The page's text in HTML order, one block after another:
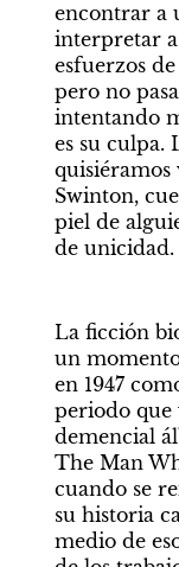
encontrar a
interpretar a
esfuerzos
pero no
intentando
es su culpa.
Swinton,
piel de
de unicidad.
La ficción
un
en 1947
periodo que
demencial
The Man
cuando se
su historia
medio de